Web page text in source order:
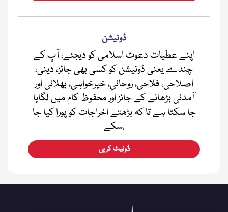
ڈونیشن
اپنے عطیات دعوت اسلامی کو دیجئے، آپ کے
چندے یعنی ڈونیشن کو کسی بھی جائز، دینی،
اصلاحی، فلاحی، روحانی، خیرخواہی، بھلائی اور
آمدنی بڑھانے کے جائز اور محفوظ کام میں لگایا
جا سکتا ہے تا کہ بڑھتے اخراجات کو پورا کیا جا
سکے.
ڈونیٹ کریں